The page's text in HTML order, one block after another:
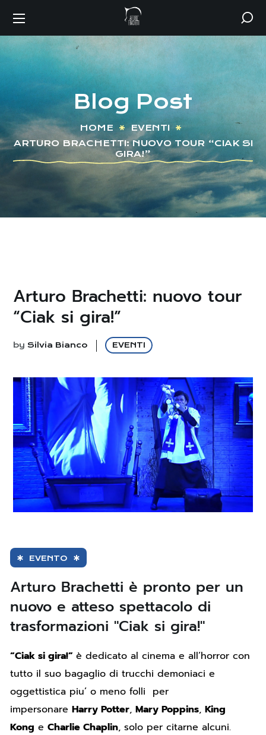
Blog Post
HOME
EVENTI
ARTURO BRACHETTI: NUOVO TOUR “CIAK SI
GIRA!”
Arturo Brachetti: nuovo tour
“Ciak si gira!”
bySilvia Bianco EVENTI
EVENTO
Arturo Brachetti è pronto per un
nuovo e atteso spettacolo di
trasformazioni "Ciak si gira!"
“Ciak si gira!”è dedicato al cinema e all’horror con
tutto il suo bagaglio di trucchi demoniaci e
oggettistica piu’ o meno folli per
impersonareHarry Potter,Mary Poppins,King
Kong eCharlie Chaplin, solo per citarne alcuni.